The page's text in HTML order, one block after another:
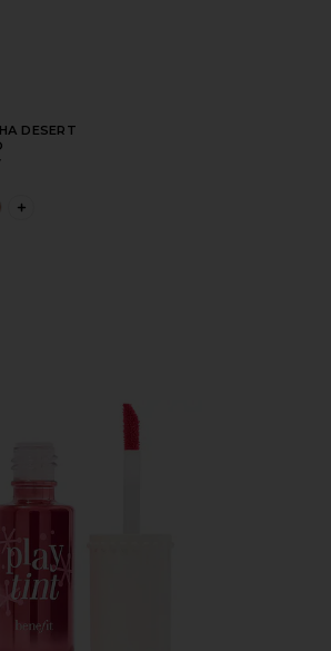
DESERT
PLUS ICON TO SEE MORE OPTIONS
СТЕН ДЛЯ ГУБ И ЩЕК